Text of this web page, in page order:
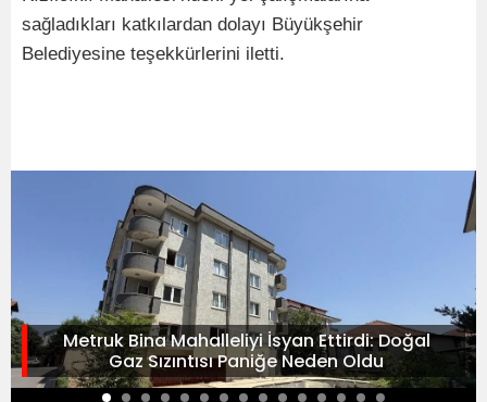
sağladıkları katkılardan dolayı Büyükşehir
Belediyesine teşekkürlerini iletti.
Metruk Bina Mahalleliyi İsyan Ettirdi: Doğal
Gaz Sızıntısı Paniğe Neden Oldu